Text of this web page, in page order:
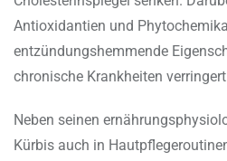
Antioxidantien und
entzündungshemmende
chronische Krankheiten
Neben seinen
Kürbis auch in